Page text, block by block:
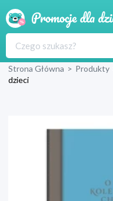
Strona Główna > Produkty
dzieci